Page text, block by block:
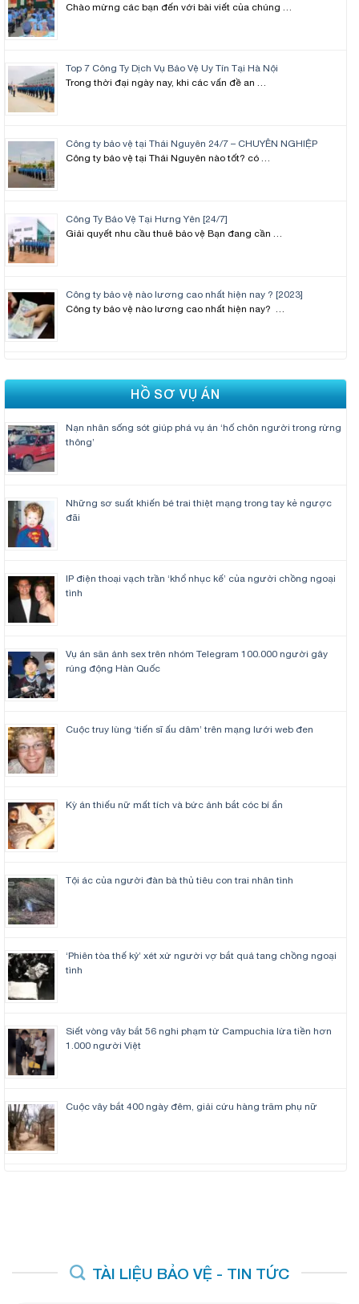
Chào mừng các bạn đến với bài viết của chúng …
Top 7 Công Ty Dịch Vụ Bảo Vệ Uy Tín Tại Hà Nội
Trong thời đại ngày nay, khi các vấn đề an …
Công ty bảo vệ tại Thái Nguyên 24/7 – CHUYÊN NGHIỆP
Công ty bảo vệ tại Thái Nguyên nào tốt? có …
Công Ty Bảo Vệ Tại Hưng Yên [24/7]
Giải quyết nhu cầu thuê bảo vệ Bạn đang cần …
Công ty bảo vệ nào lương cao nhất hiện nay ? [2023]
Công ty bảo vệ nào lương cao nhất hiện nay? …
HỒ SƠ VỤ ÁN
Nạn nhân sống sót giúp phá vụ án ‘hố chôn người trong rừng
thông’
Những sơ suất khiến bé trai thiệt mạng trong tay kẻ ngược
đãi
IP điện thoại vạch trần ‘khổ nhục kế’ của người chồng ngoại
tình
Vụ án săn ảnh sex trên nhóm Telegram 100.000 người gây
rúng động Hàn Quốc
Cuộc truy lùng ‘tiến sĩ ấu dâm’ trên mạng lưới web đen
Kỳ án thiếu nữ mất tích và bức ảnh bắt cóc bí ẩn
Tội ác của người đàn bà thủ tiêu con trai nhân tình
‘Phiên tòa thế kỷ’ xét xử người vợ bắt quả tang chồng ngoại
tình
Siết vòng vây bắt 56 nghi phạm từ Campuchia lừa tiền hơn
1.000 người Việt
Cuộc vây bắt 400 ngày đêm, giải cứu hàng trăm phụ nữ
TÀI LIỆU BẢO VỆ - TIN TỨC